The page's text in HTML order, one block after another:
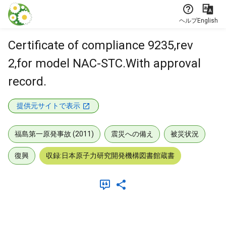
本文に飛ぶ
ヘルプEnglish
Certificate of compliance 9235,rev
2,for model NAC-STC.With approval
record.
提供元サイトで表示
福島第一原発事故 (2011) 震災への備え 被災状況
復興 収録:日本原子力研究開発機構図書館蔵書